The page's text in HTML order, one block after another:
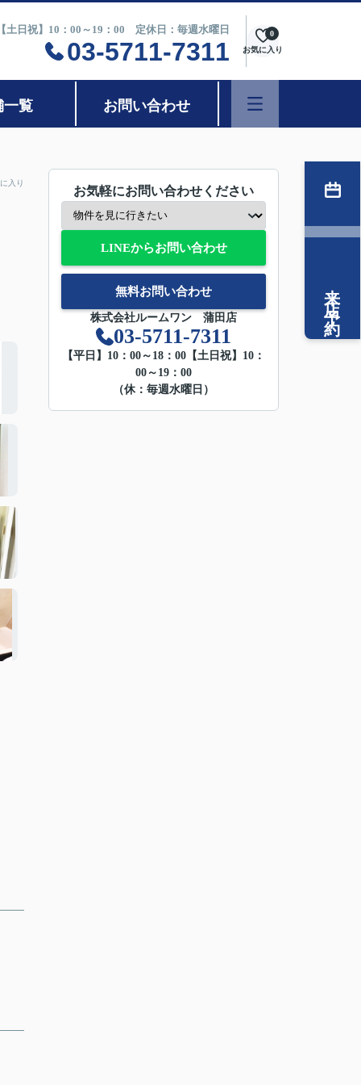
土日祝】10：00～19：00 定休日：毎週水曜日
03-5711-7311 お気に入り
0
一覧 お問い合わせ
入り
お気軽にお問い合わせください
LINEからお問い合わせ
無料お問い合わせ
株式会社ルームワン 蒲田店
03-5711-7311
【平日】10：00～18：00【土日祝】10：
00～19：00
（休：毎週水曜日）
来店予約